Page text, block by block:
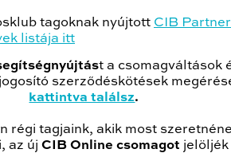
tagoknak nyújtott CIB Partner
listája itt
t a csomagváltások
szerződéskötések
kattintva találsz.
régi tagjaink, akik most
az új CIB Online csomagot jelöljék